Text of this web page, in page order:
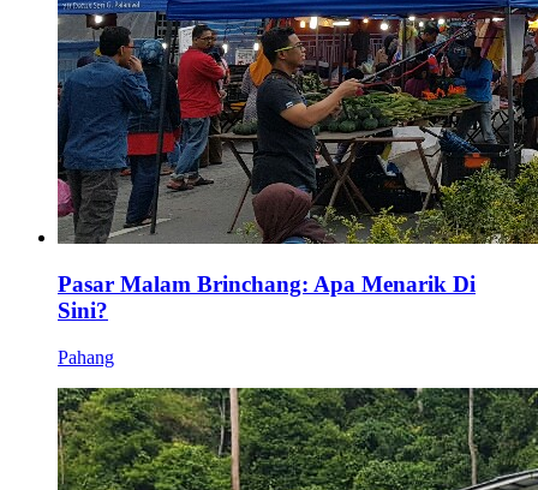
Pasar Malam Brinchang: Apa Menarik Di
Sini?
Pahang